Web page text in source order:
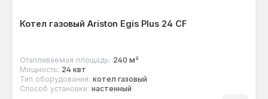
Котел газовый Ariston Egis Plus 24 CF
Отапливаемая площадь: 240 м²
Мощность: 24 квт
Тип оборудования: котел газовый
Способ установки: настенный